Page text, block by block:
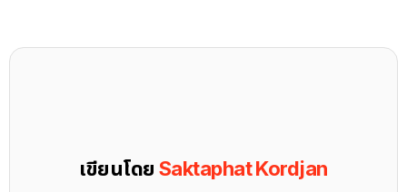
เขียนโดย Saktaphat Kordjan